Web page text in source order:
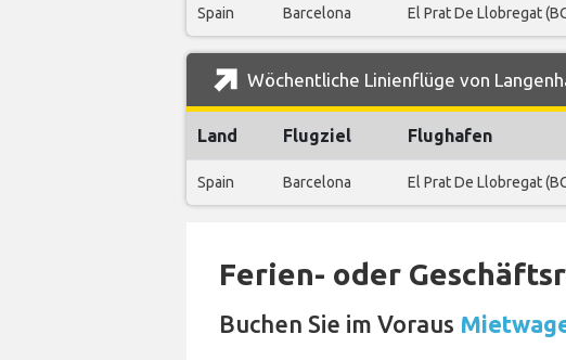
Spain Barcelona El Prat De Llobregat
Wöchentliche Linienflüge von
Land Flugziel Flughafen
Spain Barcelona El Prat De Llobregat
Ferien- oder
Buchen Sie im Voraus